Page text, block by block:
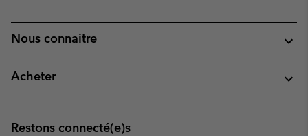
Nous connaitre
Acheter
Restons connecté(e)s